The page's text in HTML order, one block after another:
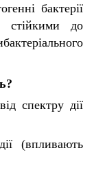
бактерії
стійкими до
спектру дії
(впливають